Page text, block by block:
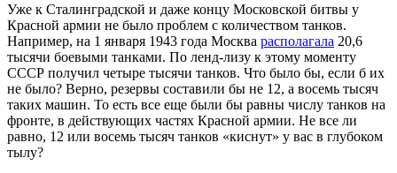
Уже к Сталинградской и даже концу Московской битвы у
Красной армии не было проблем с количеством танков.
Например, на 1 января 1943 года Москва располагала 20,6
тысячи боевыми танками. По ленд-лизу к этому моменту
СССР получил четыре тысячи танков. Что было бы, если б их
не было? Верно, резервы составили бы не 12, а восемь тысяч
таких машин. То есть все еще были бы равны числу танков на
фронте, в действующих частях Красной армии. Не все ли
равно, 12 или восемь тысяч танков «киснут» у вас в глубоком
тылу?